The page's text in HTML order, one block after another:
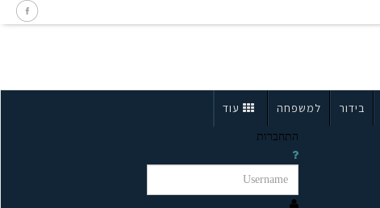
בידור למשפחה עוד
התחברות